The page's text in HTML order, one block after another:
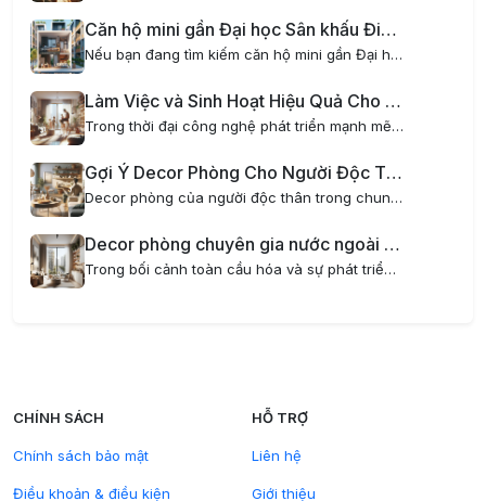
Căn hộ mini gần Đại học Sân khấu Điện ảnh – Nơi lý tưởng cho sinh viên và người đi làm
Nếu bạn đang tìm kiếm căn hộ mini gần Đại học Sân khấu Điện ảnh, AOM Home là lựa chọn hoàn hảo dành cho bạn. Với vị trí đắc địa, tiện nghi hiện đại và phong cách sống xanh kết hợp thiết kế nội thất chill, AOM Home mang đến không gian sống tiện nghi,...
Làm Việc và Sinh Hoạt Hiệu Quả Cho Gia Đình Trẻ Khi Thuê Chung Cư Mini
Trong thời đại công nghệ phát triển mạnh mẽ, xu hướng làm việc tại nhà ngày càng phổ biến, đặc biệt đối với các gia đình trẻ. Tuy nhiên, không phải ai cũng có không gian lý tưởng để vừa làm việc vừa sinh hoạt thoải mái. Đó là lý do thuê chung cư...
Gợi Ý Decor Phòng Cho Người Độc Thân Trong Chung Cư Mini Hiện Đại
Decor phòng của người độc thân trong chung cư mini là một nghệ thuật thú vị, giúp biến không gian sống trở nên tiện nghi, phong cách và thể hiện cá tính riêng. Đặc biệt với những ai yêu thích sự tối giản, hiện đại nhưng vẫn muốn có một không gian...
Decor phòng chuyên gia nước ngoài sống tại căn hộ mini sang trọng và tiện nghi
Trong bối cảnh toàn cầu hóa và sự phát triển mạnh mẽ của các doanh nghiệp quốc tế tại Hà Nội, nhu cầu về căn hộ dịch vụ mini cho chuyên gia nước ngoài ngày càng tăng cao. Việc decor phòng dành cho chuyên gia nước ngoài không chỉ đòi hỏi sự hiện đại,...
CHÍNH SÁCH
Chính sách bảo mật
Điều khoản & điều kiện
HỖ TRỢ
Liên hệ
Giới thiệu